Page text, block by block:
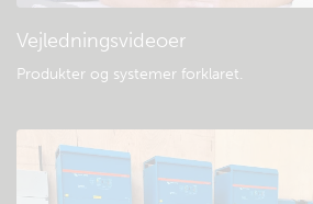
Vejledningsvideoer
Produkter og systemer forklaret.